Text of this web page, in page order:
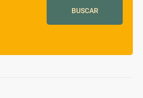
BUSCAR